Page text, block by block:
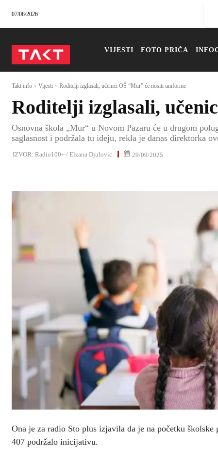
07/08/2026
VIJESTI FOTO PRIČA
Takt info Vijesti Roditelji izglasali, učenici OŠ “Mur” će nositi uniforme
Roditelji izglasali,
Osnovna škola „Mur“ u Novom Pazaru će u drugom
saglasnost i podržala tu ideju, rekla je danas direktorka
IZVOR: Radio100+ / Elzana Djulovic 29/09/2025
Ona je za radio Sto plus izjavila da je na početku
407 podržalo inicijativu.